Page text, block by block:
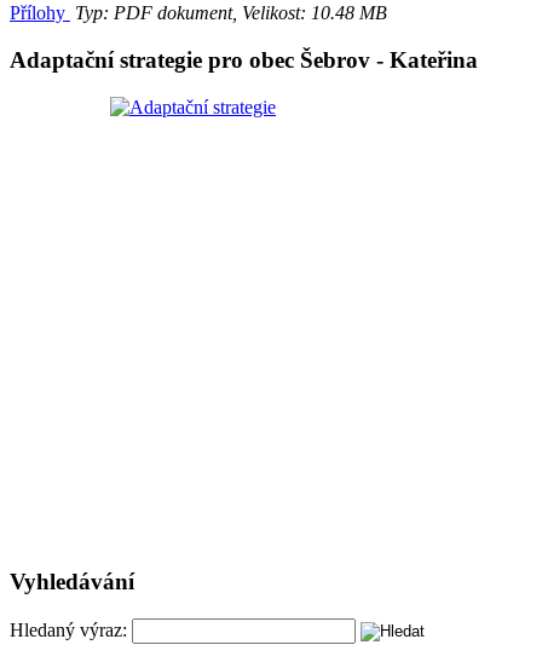
Přílohy Typ: PDF dokument, Velikost: 10.48 MB
Adaptační strategie pro obec Šebrov - Kateřina
Vyhledávání
Hledaný výraz: